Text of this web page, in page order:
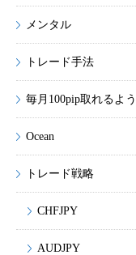
メンタル
トレード手法
毎月100pip取れるよ
Ocean
トレード戦略
CHFJPY
AUDJPY